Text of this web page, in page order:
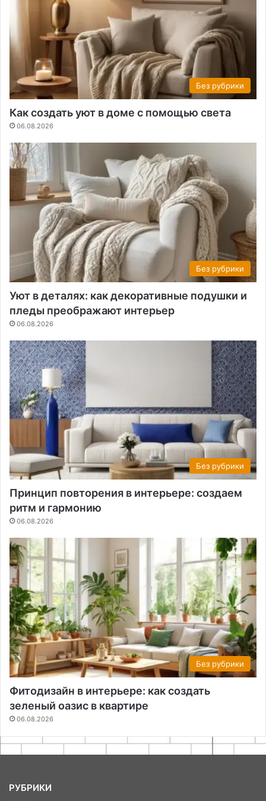
Без рубрики
Как создать уют в доме с помощью света
06.08.2026
Без рубрики
Уют в деталях: как декоративные подушки и
пледы преображают интерьер
06.08.2026
Без рубрики
Принцип повторения в интерьере: создаем
ритм и гармонию
06.08.2026
Без рубрики
Фитодизайн в интерьере: как создать
зеленый оазис в квартире
06.08.2026
РУБРИКИ